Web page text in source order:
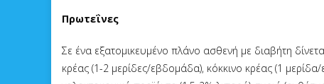
Πρωτεΐνες
Σε ένα εξατομικευμένο πλάνο ασθενή με διαβήτη
κρέας (1-2 μερίδες/εβδομάδα), κόκκινο κρέας (1